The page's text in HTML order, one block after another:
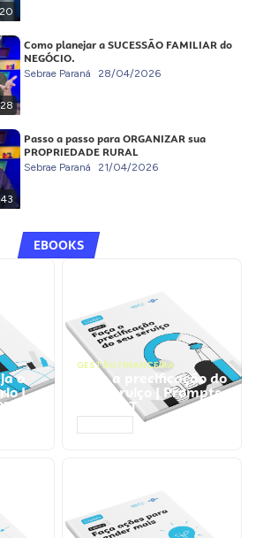
Como planejar a SUCESSÃO FAMILIAR do
NEGÓCIO.
Sebrae Paraná 28/04/2026
Passo a passo para ORGANIZAR sua
PROPRIEDADE RURAL
Sebrae Paraná 21/04/2026
EBOOKS
o
|
GESTÃO FINANCEIRA
Faça a precificação do
seu serviço | Prompts
ChatGPT